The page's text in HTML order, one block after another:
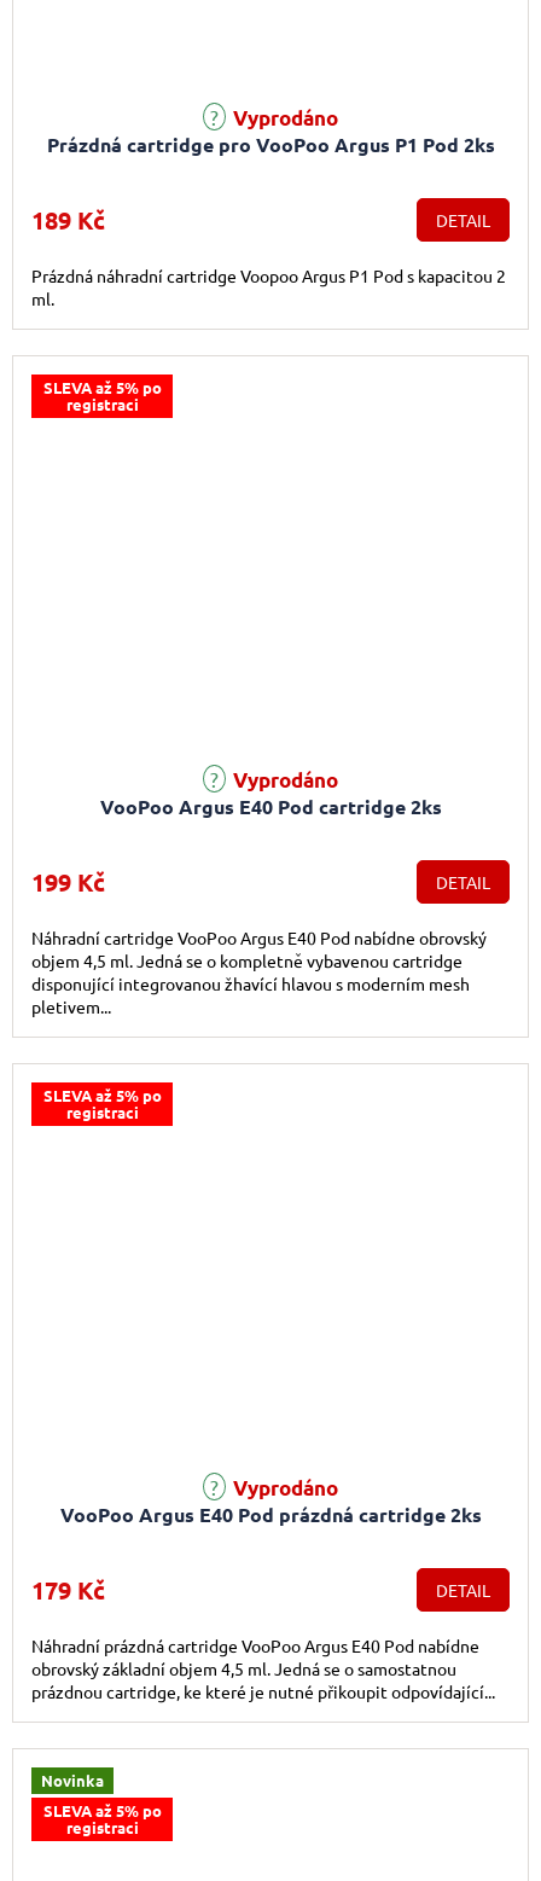
Prázdná cartridge pro VooPoo Argus P1 Pod 2ks
Vyprodáno
189 Kč DETAIL
Prázdná náhradní cartridge Voopoo Argus P1 Pod s kapacitou 2
ml.
SLEVA až 5% po
registraci
VooPoo Argus E40 Pod cartridge 2ks
Vyprodáno
199 Kč DETAIL
Náhradní cartridge VooPoo Argus E40 Pod nabídne obrovský
objem 4,5 ml. Jedná se o kompletně vybavenou cartridge
disponující integrovanou žhavící hlavou s moderním mesh
pletivem...
SLEVA až 5% po
registraci
VooPoo Argus E40 Pod prázdná cartridge 2ks
Vyprodáno
179 Kč DETAIL
Náhradní prázdná cartridge VooPoo Argus E40 Pod nabídne
obrovský základní objem 4,5 ml. Jedná se o samostatnou
prázdnou cartridge, ke které je nutné přikoupit odpovídající...
Novinka
SLEVA až 5% po
registraci